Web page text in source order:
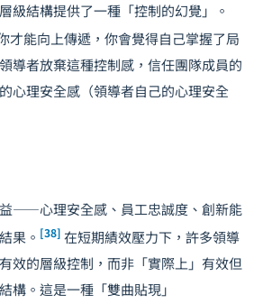
級結構提供了一種「控制的幻覺」。
才能向上傳遞，你會覺得自己掌握了局
導者放棄這種控制感，信任團隊成員的
理安全感（領導者自己的心理安全
——心理安全感、員工忠誠度、創新能
果。 [38] 在短期績效壓力下，許多領導
效的層級控制，而非「實際上」有效但
構。這是一種「雙曲貼現」